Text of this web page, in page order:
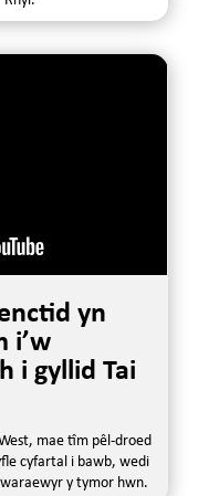
yn
i’w
i gyllid Tai
mae tîm pêl-droed
cyfartal i bawb, wedi
y tymor hwn.